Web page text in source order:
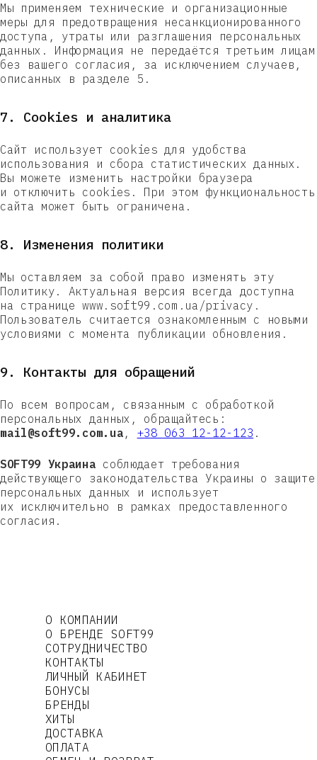
Мы применяем технические и организационные
меры для предотвращения несанкционированного
доступа, утраты или разглашения персональных
данных. Информация не передаётся третьим лицам
без вашего согласия, за исключением случаев,
описанных в разделе 5.
7. Cookies и аналитика
Сайт использует cookies для удобства
использования и сбора статистических данных.
Вы можете изменить настройки браузера
и отключить cookies. При этом функциональность
сайта может быть ограничена.
8. Изменения политики
Мы оставляем за собой право изменять эту
Политику. Актуальная версия всегда доступна
на странице www.soft99.com.ua/privacy.
Пользователь считается ознакомленным с новыми
условиями с момента публикации обновления.
9. Контакты для обращений
По всем вопросам, связанным с обработкой
персональных данных, обращайтесь:
mail@soft99.com.ua , +38 063 12-12-123 .
SOFT99 Украина соблюдает требования
действующего законодательства Украины о защите
персональных данных и использует
их исключительно в рамках предоставленного
согласия.
О КОМПАНИИ
О БРЕНДЕ SOFT99
СОТРУДНИЧЕСТВО
КОНТАКТЫ
ЛИЧНЫЙ КАБИНЕТ
БОНУСЫ
БРЕНДЫ
ХИТЫ
ДОСТАВКА
ОПЛАТА
Повторите новый пароль
(￢_￢)
Новый номер